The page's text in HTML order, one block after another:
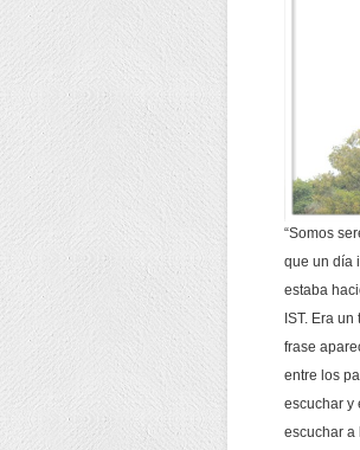
“Somos
que un día
estaba
IST. Era
frase
entre los
escuchar y
escuchar a